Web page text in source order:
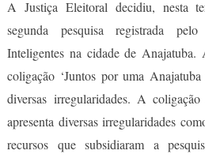
A Justiça Eleitoral decidiu, nesta
segunda pesquisa registrada
Inteligentes na cidade de
coligação ‘Juntos por uma
diversas irregularidades. A
apresenta diversas irregularidades
recursos que subsidiaram a